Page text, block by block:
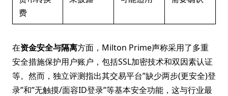
费
在资金安全与隔离方面，Milton Prime声称采用了多重
安全措施保护用户账户，包括SSL加密技术和双因素认证
等。然而，独立评测指出其交易平台”缺少两步(更安全)登
录”和”无触摸/面容ID登录”等基本安全功能，这与行业最